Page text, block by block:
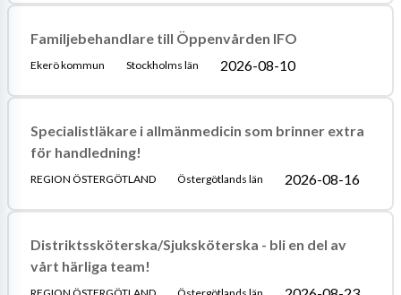
Familjebehandlare till Öppenvården IFO
Ekerö kommun Stockholms län 2026-08-10
Specialistläkare i allmänmedicin som brinner extra
för handledning!
REGION ÖSTERGÖTLAND Östergötlands län 2026-08-16
Distriktssköterska/Sjuksköterska - bli en del av
vårt härliga team!
REGION ÖSTERGÖTLAND Östergötlands län